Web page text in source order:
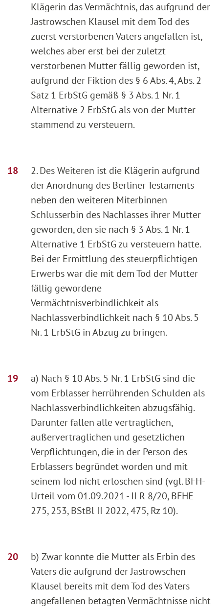
Klägerin das Vermächtnis, das aufgrund der
Jastrowschen Klausel mit dem Tod des
zuerst verstorbenen Vaters angefallen ist,
welches aber erst bei der zuletzt
verstorbenen Mutter fällig geworden ist,
aufgrund der Fiktion des § 6 Abs. 4, Abs. 2
Satz 1 ErbStG gemäß § 3 Abs. 1 Nr. 1
Alternative 2 ErbStG als von der Mutter
stammend zu versteuern.
2. Des Weiteren ist die Klägerin aufgrund
der Anordnung des Berliner Testaments
neben den weiteren Miterbinnen
Schlusserbin des Nachlasses ihrer Mutter
geworden, den sie nach § 3 Abs. 1 Nr. 1
Alternative 1 ErbStG zu versteuern hatte.
Bei der Ermittlung des steuerpflichtigen
Erwerbs war die mit dem Tod der Mutter
fällig gewordene
Vermächtnisverbindlichkeit als
Nachlassverbindlichkeit nach § 10 Abs. 5
Nr. 1 ErbStG in Abzug zu bringen.
a) Nach § 10 Abs. 5 Nr. 1 ErbStG sind die
vom Erblasser herrührenden Schulden als
Nachlassverbindlichkeiten abzugsfähig.
Darunter fallen alle vertraglichen,
außervertraglichen und gesetzlichen
Verpflichtungen, die in der Person des
Erblassers begründet worden und mit
seinem Tod nicht erloschen sind (vgl. BFH-
Urteil vom 01.09.2021 - II R 8/20, BFHE
275, 253, BStBl II 2022, 475, Rz 10).
b) Zwar konnte die Mutter als Erbin des
Vaters die aufgrund der Jastrowschen
Klausel bereits mit dem Tod des Vaters
angefallenen betagten Vermächtnisse nicht